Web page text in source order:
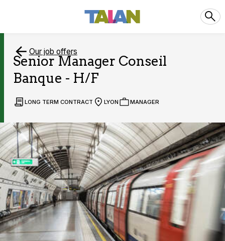
Our job offers
Senior Manager Conseil
Banque - H/F
LONG TERM CONTRACT LYON MANAGER